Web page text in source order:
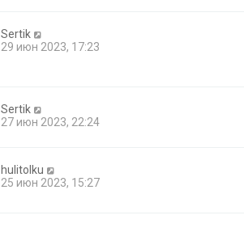
Sertik
29 июн 2023, 17:23
Sertik
27 июн 2023, 22:24
hulitolku
25 июн 2023, 15:27